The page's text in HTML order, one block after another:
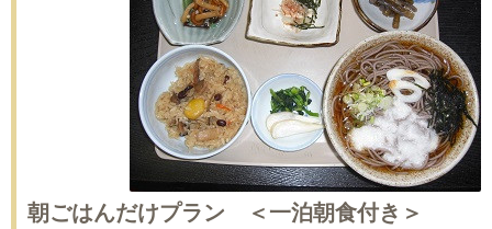
朝ごはんだけプラン ＜一泊朝食付き＞